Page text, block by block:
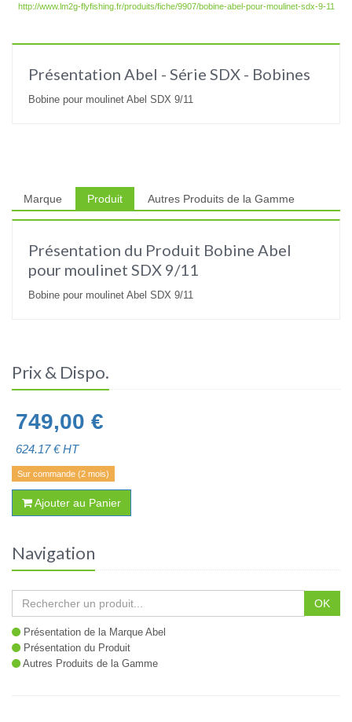
http://www.lm2g-flyfishing.fr/produits/fiche/9907/bobine-abel-pour-moulinet-sdx-9-11
Présentation Abel - Série SDX - Bobines
Bobine pour moulinet Abel SDX 9/11
Marque Produit Autres Produits de la Gamme
Présentation du Produit Bobine Abel
pour moulinet SDX 9/11
Bobine pour moulinet Abel SDX 9/11
Prix & Dispo.
749,00 €
624.17€ HT
Sur commande (2 mois)
Ajouter au Panier
Navigation
OK
Présentation de la Marque Abel
Présentation du Produit
Autres Produits de la Gamme